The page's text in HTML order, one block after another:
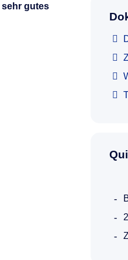
sehr gutes